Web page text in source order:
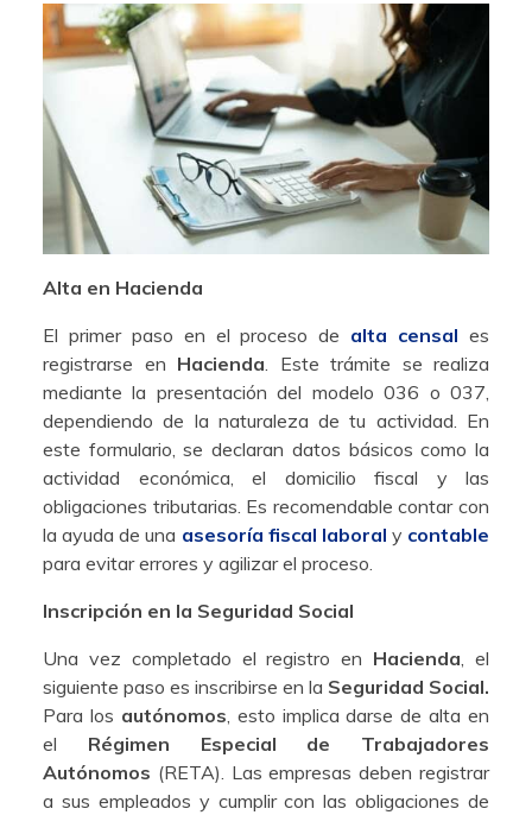
Alta en Hacienda
El primer paso en el proceso de alta censales
registrarse en Hacienda. Este trámite se realiza
mediante la presentación del modelo 036 o 037,
dependiendo de la naturaleza de tu actividad. En
este formulario, se declaran datos básicos como la
actividad económica, el domicilio fiscal y las
obligaciones tributarias. Es recomendable contar con
la ayuda de una asesoría fiscal laboral y contable
para evitar errores y agilizar el proceso.
Inscripción en la Seguridad Social
Una vez completado el registro en Hacienda, el
siguiente paso es inscribirse en la Seguridad Social.
Para los autónomos, esto implica darse de alta en
el Régimen Especial de Trabajadores
Autónomos (RETA). Las empresas deben registrar
a sus empleados y cumplir con las obligaciones de